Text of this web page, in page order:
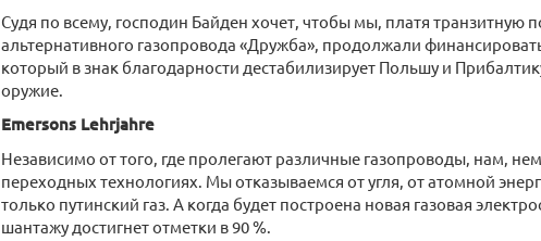
Судя по всему, господин Байден хочет, чтобы мы, платя транзитную
альтернативного газопровода «Дружба», продолжали
который в знак благодарности дестабилизирует Польшу и
оружие.
Emersons Lehrjahre
Независимо от того, где пролегают различные газопроводы, нам,
переходных технологиях. Мы отказываемся от угля, от атомной
только путинский газ. А когда будет построена новая газовая
шантажу достигнет отметки в 90 %.